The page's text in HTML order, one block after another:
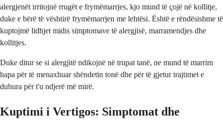
alergjenët irritojnë rrugët e frymëmarrjes, kjo mund të çojë në kollitje,
duke e bërë të vështirë frymëmarrjen me lehtësi. Është e rëndësishme të
kuptojmë lidhjet midis simptomave të alergjisë, marramendjes dhe
kollitjes.
Duke ditur se si alergjitë ndikojnë në trupat tanë, ne mund të marrim
hapa për të menaxhuar shëndetin tonë dhe për të gjetur trajtimet e
duhura për t'u ndjerë më mirë.
Kuptimi i Vertigos: Simptomat dhe